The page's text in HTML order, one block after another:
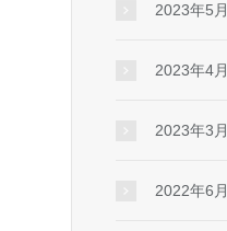
2023年5月
2023年4月
2023年3月
2022年6月